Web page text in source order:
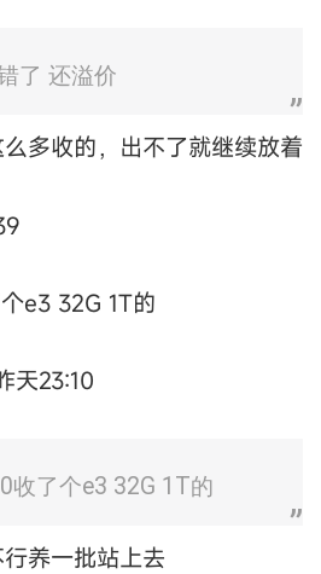
了 还溢价
多收的，出不了就继续放着
e3 32G 1T的
天23:10
收了个e3 32G 1T的
养一批站上去